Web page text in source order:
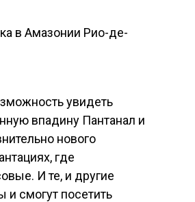
в Амазонии Рио-де-
увидеть
впадину Пантанал и
нового
где
И те, и другие
и смогут посетить